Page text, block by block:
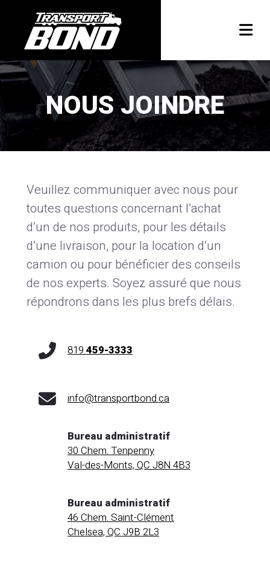
NOUS JOINDRE
Veuillez communiquer avec nous pour
toutes questions concernant l’achat
d’un de nos produits, pour les détails
d’une livraison, pour la location d’un
camion ou pour bénéficier des conseils
de nos experts. Soyez assuré que nous
répondrons dans les plus brefs délais.
819459-3333
info@transportbond.ca
Bureau administratif
30 Chem. Tenpenny
Val-des-Monts, QC J8N 4B3
Bureau administratif
46 Chem. Saint-Clément
Chelsea, QC J9B 2L3